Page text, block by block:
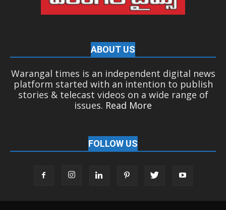
ABOUT US
Warangal times is an independent digital news
platform started with an intention to publish
stories & telecast videos on a wide range of
issues. Read More
FOLLOW US